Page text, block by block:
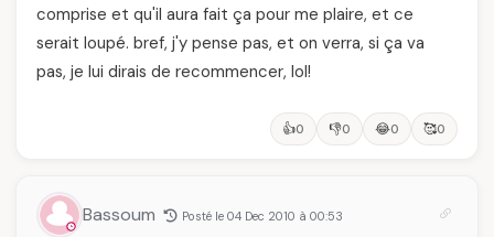
comprise et qu'il aura fait ça pour me plaire, et ce
serait loupé. bref, j'y pense pas, et on verra, si ça va
pas, je lui dirais de recommencer, lol!
👍0 👎0 😂0 🥰0
Bassoum Posté le 04 Dec 2010 à 00:53